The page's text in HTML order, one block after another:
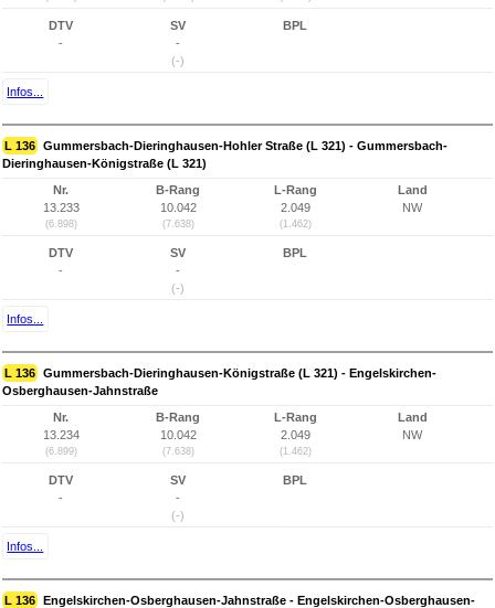
DTV
-
SV
-
(-)
BPL
Infos...
L 136 Gummersbach-Dieringhausen-Hohler Straße (L 321) - Gummersbach-
Dieringhausen-Königstraße (L 321)
Nr.
13.233
(6.898)
B-Rang
10.042
(7.638)
L-Rang
2.049
(1.462)
Land
NW
DTV
-
SV
-
(-)
BPL
Infos...
L 136 Gummersbach-Dieringhausen-Königstraße (L 321) - Engelskirchen-
Osberghausen-Jahnstraße
Nr.
13.234
(6.899)
B-Rang
10.042
(7.638)
L-Rang
2.049
(1.462)
Land
NW
DTV
-
SV
-
(-)
BPL
Infos...
L 136 Engelskirchen-Osberghausen-Jahnstraße - Engelskirchen-Osberghausen-